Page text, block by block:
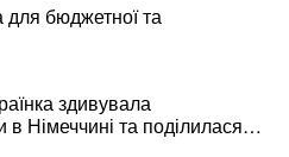
для бюджетної та
здивувала
Німеччині та поділилася